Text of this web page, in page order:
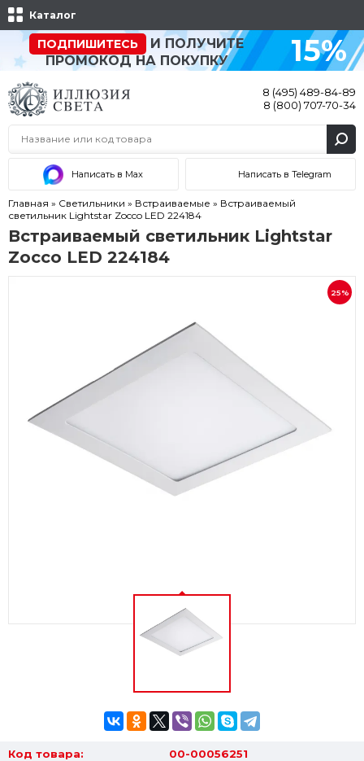
Каталог
ПОДПИШИТЕСЬ
И ПОЛУЧИТЕ
ПРОМОКОД НА ПОКУПКУ
15%
8 (495) 489-84-89
8 (800) 707-70-34
Написать в Max Написать в Telegram
Главная » Светильники » Встраиваемые » Встраиваемый
светильник Lightstar Zocco LED 224184
Встраиваемый светильник Lightstar
Zocco LED 224184
25%
Код товара:
00-00056251